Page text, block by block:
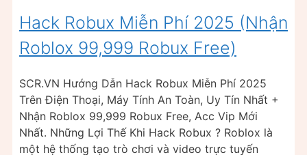
Hack Robux Miễn Phí 2025 (Nhận
Roblox 99,999 Robux Free)
SCR.VN Hướng Dẫn Hack Robux Miễn Phí 2025
Trên Điện Thoại, Máy Tính An Toàn, Uy Tín Nhất +
Nhận Roblox 99,999 Robux Free, Acc Vip Mới
Nhất. Những Lợi Thế Khi Hack Robux ? Roblox là
một hệ thống tạo trò chơi và video trực tuyến